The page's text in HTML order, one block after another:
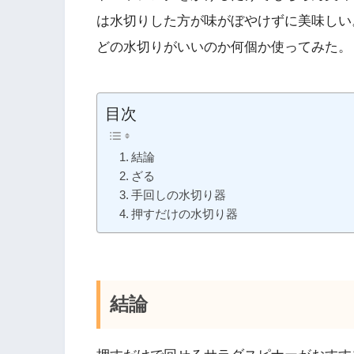
は水切りした方が味がぼやけずに美味し
どの水切りがいいのか何個か使ってみた。
目次
結論
ざる
手回しの水切り器
押すだけの水切り器
結論